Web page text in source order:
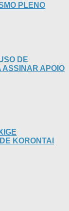
PLENO
DE
ASSINAR APOIO
KORONTAI